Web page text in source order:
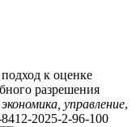
к оценке
разрешения
управление,
2025-2-96-100